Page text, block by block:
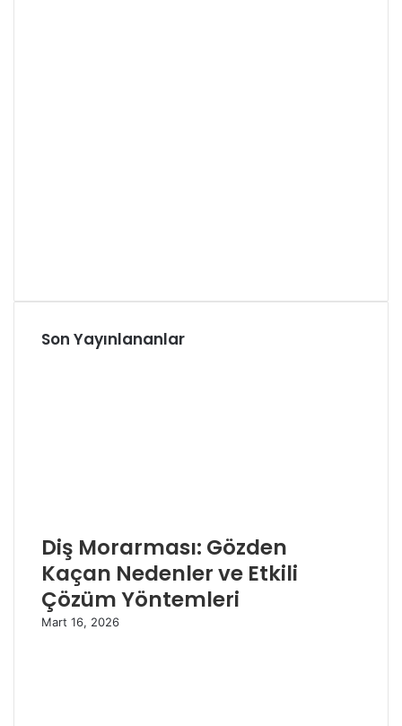
Son Yayınlananlar
Diş Morarması: Gözden
Kaçan Nedenler ve Etkili
Çözüm Yöntemleri
Mart 16, 2026